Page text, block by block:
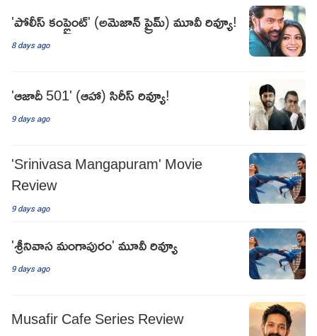
'పోలీస్ కంప్లైంట్' (అమెజాన్ ప్రైమ్) మూవీ రివ్యూ!
8 days ago
'ఆజాదీ 501' (ఆహా) సిరీస్ రివ్యూ!
9 days ago
'Srinivasa Mangapuram' Movie
Review
9 days ago
'శ్రీనివాస మంగాపురం' మూవీ రివ్యూ
9 days ago
Musafir Cafe Series Review